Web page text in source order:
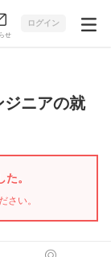
せ
ログイン
ニアの就
。
い。